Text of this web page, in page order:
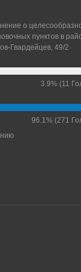
о
пунктов в
Гвардейцев, 49/2
3.9% (11
96.1% (271